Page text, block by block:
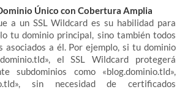
Único con Cobertura Amplia
a un SSL Wildcard es su habilidad para
tu dominio principal, sino también todos
asociados a él. Por ejemplo, si tu dominio
el SSL Wildcard protegerá
subdominios como «blog.dominio.tld»,
sin necesidad de certificados